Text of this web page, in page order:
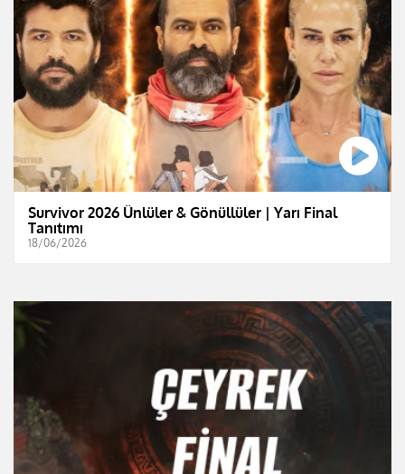
Survivor 2026 Ünlüler & Gönüllüler | Yarı Final
Tanıtımı
18/06/2026